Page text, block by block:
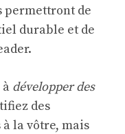
permettront de
durable et de
développer des
des
la vôtre, mais